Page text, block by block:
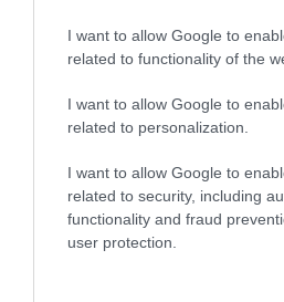
I want to allow Google to
related to functionality of the
I want to allow Google to
related to personalization.
I want to allow Google to
related to security, including
functionality and fraud
user protection.
ÖS FŐÚTON
2026.
HALMENTÉS
ÉS VÉDETT
2026.